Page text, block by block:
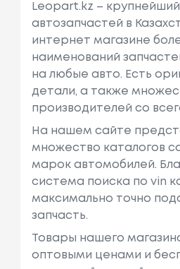
Leopart.kz –
автозапчастей в
интернет магазине
наименований
на любые авто. Есть
детали, а также
производителей со
На нашем сайте
множество каталогов
марок автомобилей.
система поиска по vin
максимально точно
запчасть.
Товары нашего
оптовыми ценами и